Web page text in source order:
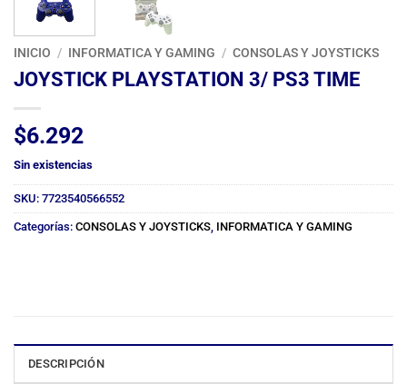
INICIO / INFORMATICA Y GAMING / CONSOLAS Y JOYSTICKS
JOYSTICK PLAYSTATION 3/ PS3 TIME
$6.292
Sin existencias
SKU: 7723540566552
Categorías: CONSOLAS Y JOYSTICKS INFORMATICA Y GAMING
DESCRIPCIÓN